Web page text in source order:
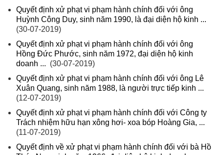
Quyết định xử phạt vi phạm hành chính đối với ông
Huỳnh Công Duy, sinh năm 1990, là đại diện hộ kinh ...
(30-07-2019)
Quyết định xử phạt vi phạm hành chính đối với ông
Hồng Đức Phước, sinh năm 1972, đại diện hộ kinh
doanh ... (30-07-2019)
Quyết định xử phạt vi phạm hành chính đối với ông Lê
Xuân Quang, sinh năm 1988, là người trực tiếp kinh ...
(12-07-2019)
Quyết định xử phạt vi phạm hành chính đối với Công ty
Trách nhiệm hữu hạn xông hơi- xoa bóp Hoàng Gia, ...
(11-07-2019)
Quyết định về xử phạt vi phạm hành chính đối với bà Hồ